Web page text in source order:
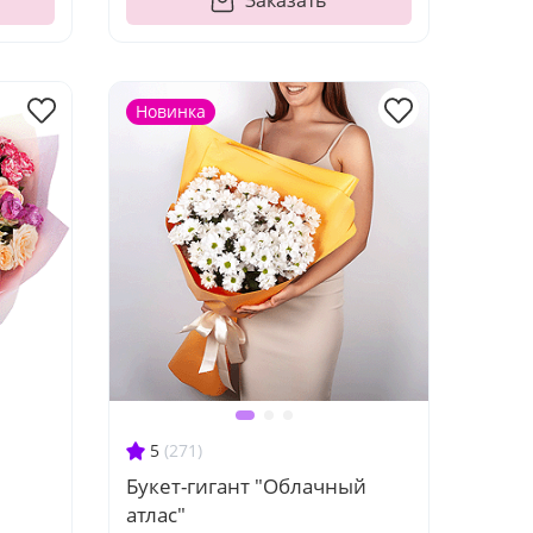
5 (271)
Букет-гигант "Облачный
атлас"
Новинка